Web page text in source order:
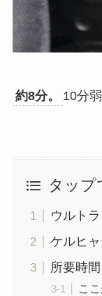
約8分。 10分弱
タップ
ウルト
ケルヒ
所要時間
こ